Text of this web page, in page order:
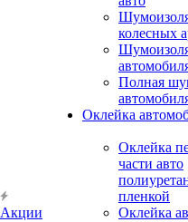
Акции
колесных
Полная
Оклейка
Оклейка
части авто
пленкой
Оклейка